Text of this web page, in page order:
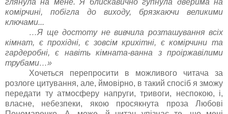
комірчині, побігла до виходу, брязкаючи великими
ключами...
…Я ще достоту не вивчила розташування всіх
кімнат, є прохідні, є зовсім крихітні, є комірчини та
гардеробні, є навіть кімната-ванна з проіржавілими
трубами…»
Хочеться перепросити в можливого читача за
розлоге цитування, але, ймовірно, в такий спосіб я зможу
передати ту атмосферу напруги, тривоги, неспокою, і,
власне, небезпеки, якою просякнута проза Любові